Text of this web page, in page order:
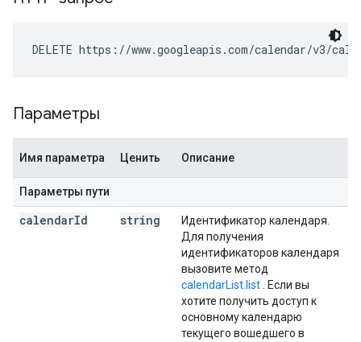
DELETE https://www.googleapis.com/calendar/v3/
Параметры
Имя параметра Ценить Описание
Параметры пути
calendarId string
Идентификатор календаря.
Для получения
идентификаторов календаря
вызовите метод
calendarList.list . Если вы
хотите получить доступ к
основному календарю
текущего вошедшего в